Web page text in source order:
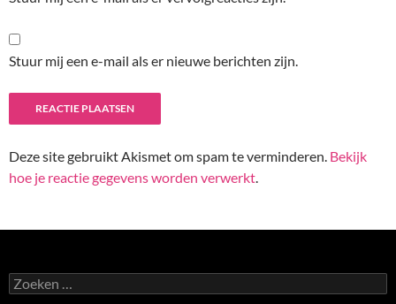
Stuur mij een e-mail als er nieuwe berichten zijn.
Deze site gebruikt Akismet om spam te verminderen. Bekijk
hoe je reactie gegevens worden verwerkt.
Zoeken
naar: